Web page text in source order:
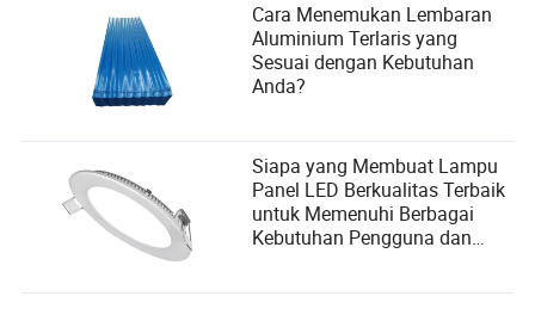
Cara Menemukan Lembaran
Aluminium Terlaris yang
Sesuai dengan Kebutuhan
Anda?
Siapa yang Membuat Lampu
Panel LED Berkualitas Terbaik
untuk Memenuhi Berbagai
Kebutuhan Pengguna dan